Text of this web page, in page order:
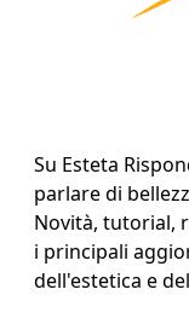
Su Esteta
parlare di
Novità, tutorial,
i principali
dell'estetica e